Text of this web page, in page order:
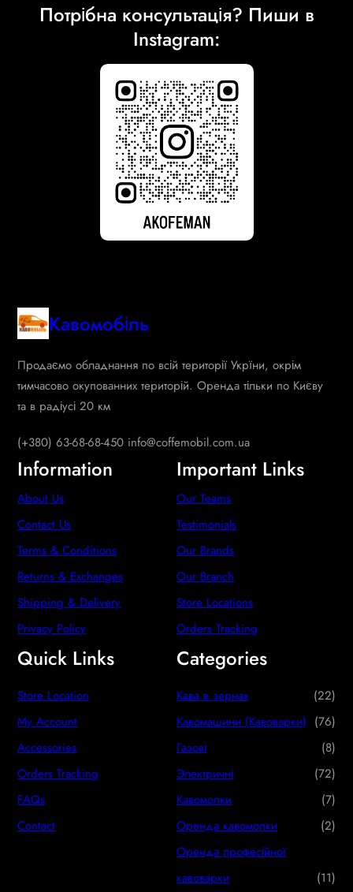
Потрібна консультація? Пиши в
Instagram:
Кавомобіль
Продаємо обладнання по всій території Укрїни, окрім
тимчасово окупованних територій. Оренда тільки по Києву
та в радіусі 20 км
(+380) 63-68-68-450 info@coffemobil.com.ua
Information
About Us
Contact Us
Terms & Conditions
Returns & Exchanges
Shipping & Delivery
Privacy Policy
Important Links
Our Teams
Testimonials
Our Brands
Our Branch
Store Locations
Orders Tracking
Quick Links
Store Location
My Account
Accessories
Orders Tracking
FAQs
Contact
Categories
Кава в зернах 222
2
p
r
o
d
c
Кавомашини (Кавоварки) 767
6
p
r
o
u
Газові 88
p
r
o
u
Электричні 727
2
p
o
Кавомолки 77
p
o
Оренда кавомолки 22
r
Оренда професійної
кавоварки
111